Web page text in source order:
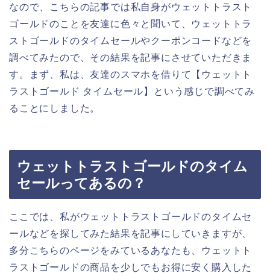
なので、こちらの記事では私自身がウェットトラスト
ゴールドのことを友達に色々と聞いて、ウェットトラ
ストゴールドのタイムセールやクーポンコードなどを
調べてみたので、その結果を記事にさせていただきま
す。まず、私は、友達のスマホを借りて【ウェットト
ラストゴールド タイムセール】という感じで調べてみ
ることにしました。
ウェットトラストゴールドのタイム
セールってあるの？
ここでは、私がウェットトラストゴールドのタイムセ
ールなどを探してみた結果を記事にしていきますが、
多分こちらのページをみているあなたも、ウェットト
ラストゴールドの商品を少しでもお得に安く購入した